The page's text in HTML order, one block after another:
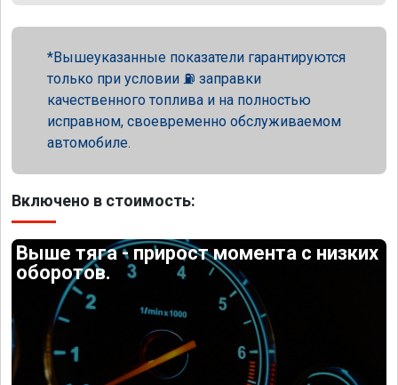
Вышеуказанные показатели гарантируются
только при условии ⛽ заправки
качественного топлива и на полностью
исправном, своевременно обслуживаемом
автомобиле.
Включено в стоимость:
Выше тяга - прирост момента с низких
оборотов.